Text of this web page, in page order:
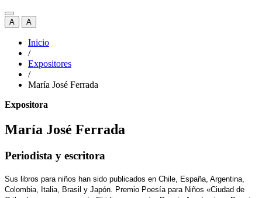
A A
Inicio
/
Expositores
/
María José Ferrada
Expositora
María José Ferrada
Periodista y escritora
Sus libros para niños han sido publicados en Chile, España, Argentina,
Colombia, Italia, Brasil y Japón. Premio Poesía para Niños «Ciudad de